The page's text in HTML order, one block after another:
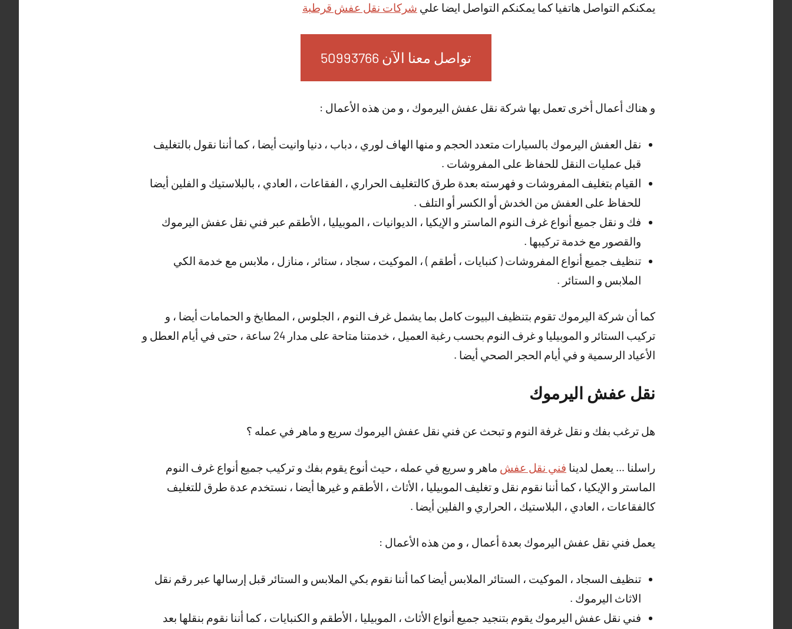
يمكنكم التواصل هاتفيا كما يمكنكم التواصل ايضا علي شركات نقل عفش قرطبة
تواصل معنا الآن 50993766
و هناك أعمال أخرى تعمل بها شركة نقل عفش اليرموك ، و من هذه الأعمال :
نقل العفش اليرموك بالسيارات متعدد الحجم و منها الهاف لوري ، دباب ، دنيا وانيت أيضا ، كما أننا نقول بالتغليف
قبل عمليات النقل للحفاظ على المفروشات .
القيام بتغليف المفروشات و فهرسته بعدة طرق كالتغليف الحراري ، الفقاعات ، العادي ، بالبلاستيك و الفلين أيضا
للحفاظ على العفش من الخدش أو الكسر أو التلف .
فك و نقل جميع أنواع غرف النوم الماستر و الإيكيا ، الديوانيات ، الموبيليا ، الأطقم عبر فني نقل عفش اليرموك
والقصور مع خدمة تركيبها .
تنظيف جميع أنواع المفروشات ( كنبايات ، أطقم ) ، الموكيت ، سجاد ، ستائر ، منازل ، ملابس مع خدمة الكي
الملابس و الستائر .
كما أن شركة اليرموك تقوم بتنظيف البيوت كامل بما يشمل غرف النوم ، الجلوس ، المطابخ و الحمامات أيضا ، و
تركيب الستائر و الموبيليا و غرف النوم بحسب رغبة العميل ، خدمتنا متاحة على مدار 24 ساعة ، حتى في أيام العطل و
الأعياد الرسمية و في أيام الحجر الصحي أيضا .
نقل عفش اليرموك
هل ترغب بفك و نقل غرفة النوم و تبحث عن فني نقل عفش اليرموك سريع و ماهر في عمله ؟
راسلنا … يعمل لدينا فني نقل عفش ماهر و سريع في عمله ، حيث أنوع يقوم بفك و تركيب جميع أنواع غرف النوم
الماستر و الإيكيا ، كما أننا نقوم نقل و تغليف الموبيليا ، الأثاث ، الأطقم و غيرها أيضا ، نستخدم عدة طرق للتغليف
كالفقاعات ، العادي ، البلاستيك ، الحراري و الفلين أيضا .
يعمل فني نقل عفش اليرموك بعدة أعمال ، و من هذه الأعمال :
تنظيف السجاد ، الموكيت ، الستائر الملابس أيضا كما أننا نقوم بكي الملابس و الستائر قبل إرسالها عبر رقم نقل
الاثاث اليرموك .
فني نقل عفش اليرموك يقوم بتنجيد جميع أنواع الأثاث ، الموبيليا ، الأطقم و الكنبايات ، كما أننا نقوم بنقلها بعد